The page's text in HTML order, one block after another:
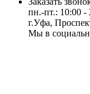
пн.-пт.: 10:00 -
г.Уфа,
Мы в